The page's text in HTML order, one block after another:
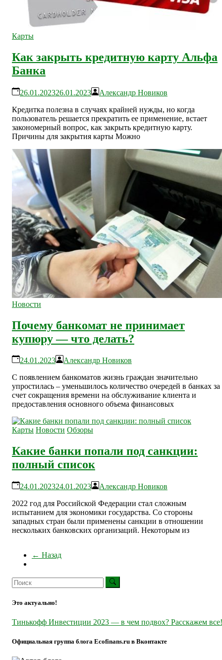
Карты
Как закрыть кредитную карту Альфа
Банка
26.01.202326.01.2023
Александр Новиков
Кредитка полезна в случаях крайней нужды, но когда
пользователь решается прекратить ее применение, встает
закономерный вопрос, как закрыть кредитную карту.
Причины для закрытия карты Можно
Новости
Почему банкомат не принимает
купюру — что делать?
24.01.2023
Александр Новиков
С появлением банкоматов жизнь граждан значительно
упростилась – уменьшилось количество очередей в банках за
счет сокращения времени на обслуживание клиента и
предоставления основного объема финансовых
Карты Новости Обзоры
Какие банки попали под санкции:
полный список
24.01.202324.01.2023
Александр Новиков
2022 год для Российской Федерации стал сложным
испытанием для экономики государства. Со стороны
западных стран были применены санкции в отношении
нескольких банковских организаций. Некоторым из
← Назад
Это актуально!
Тинькофф Инвестиции 2023 — в чем подвох? Расскажем все!
Официальная группа блога Ecofinans.ru в Вконтакте